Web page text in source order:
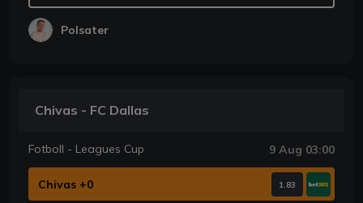
Polsater
Chivas - FC Dallas
Fotboll - Leagues Cup 9 Aug 03:00
Chivas +0 1.83